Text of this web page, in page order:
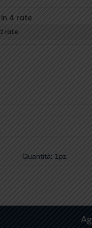
Quantità: 1pz.